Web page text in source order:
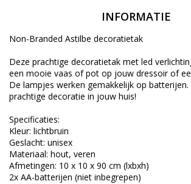
INFORMATIE
Non-Branded Astilbe decoratietak
Deze prachtige decoratietak met led
een mooie vaas of pot op jouw dressoir of
De lampjes werken gemakkelijk op
prachtige decoratie in jouw huis!
Specificaties:
Kleur: lichtbruin
Geslacht: unisex
Materiaal: hout, veren
Afmetingen: 10 x 10 x 90 cm (lxbxh)
2x AA-batterijen (niet inbegrepen)